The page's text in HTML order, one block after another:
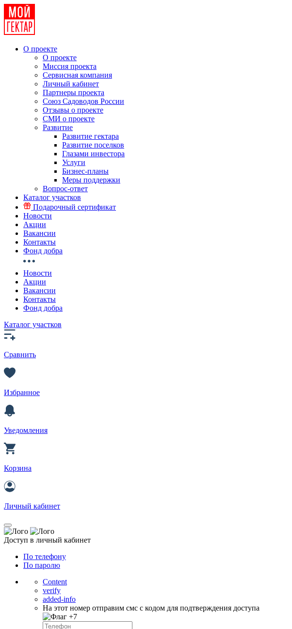
О проекте
О проекте
Миссия проекта
Сервисная компания
Личный кабинет
Партнеры проекта
Союз Садоводов России
Отзывы о проекте
СМИ о проекте
Развитие
Развитие гектара
Развитие поселков
Глазами инвестора
Услуги
Бизнес-планы
Меры поддержки
Вопрос-ответ
Каталог участков
Подарочный сертификат
Новости
Акции
Вакансии
Контакты
Фонд добра
Новости
Акции
Вакансии
Контакты
Фонд добра
Каталог участков
Сравнить
Избранное
Уведомления
Корзина
Личный кабинет
Доступ в личный кабинет
По телефону
По паролю
Content
verify
added-info
На этот номер отправим смс с кодом для подтверждения доступа
+7